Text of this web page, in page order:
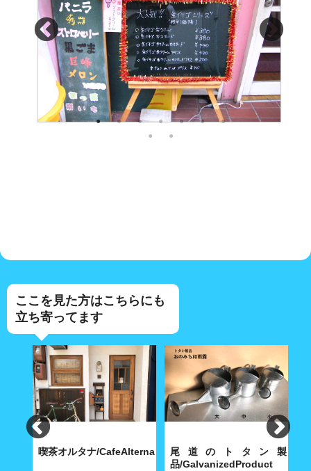
ここを見た方はこちらにも
立ち寄ってます
喫茶オルタナ/CafeAlterna
尾道のトタン製
品/GalvanizedProduct